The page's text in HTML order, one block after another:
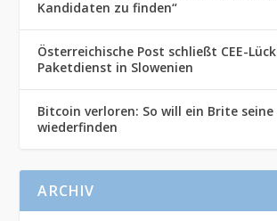
Kandidaten zu finden“
Österreichische Post schließt CEE-
Paketdienst in Slowenien
Bitcoin verloren: So will ein Brite seine
wiederfinden
ARCHIV